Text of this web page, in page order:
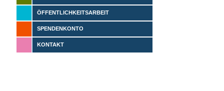
ÖFFENTLICHKEITSARBEIT
SPENDENKONTO
KONTAKT